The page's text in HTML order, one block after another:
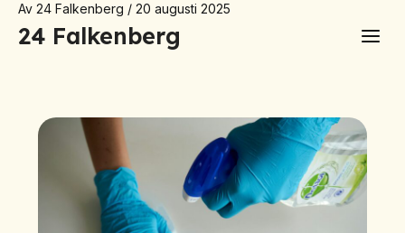
Hoppa
24 Falkenberg
Av 24 Falkenberg / 20 augusti 2025